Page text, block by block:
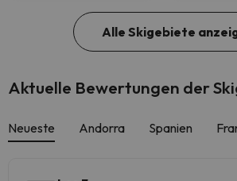
Alle Skigebiete
Aktuelle Bewertungen der
Neueste Andorra Spanien